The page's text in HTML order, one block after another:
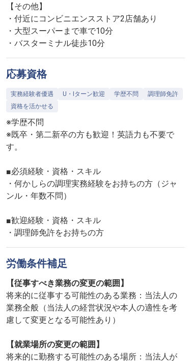
【その他】
・付近にコンビニエンスストア2店舗あり
・大型スーパーまで車で10分
・バスターミナル徒歩10分
応募資格
実務経験者優遇 U・Iターン歓迎 学歴不問
調理師免許
資格を活かせる
※学歴不問
※既卒・第二新卒の方も歓迎！英語力も不要で
す。
■必須経験・資格・スキル
・何かしらの調理実務経験をお持ちの方（ジャ
ンル・年数不問）
■歓迎経験・資格・スキル
・調理師免許をお持ちの方
労働条件補足
【従事すべき業務の変更の範囲】
将来的に従事する可能性のある業務：当法人の
業務全般（当法人の経営状況や本人の適性を考
慮して変更となる可能性あり）
【就業場所の変更の範囲】
将来的に勤務する可能性のある場所：当法人が